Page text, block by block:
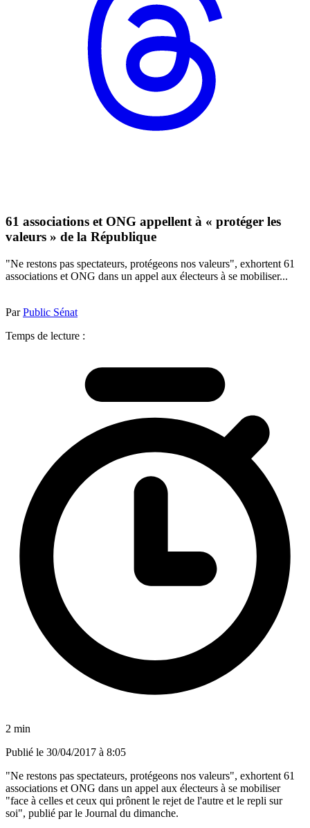
61 associations et ONG appellent à « protéger les
valeurs » de la République
"Ne restons pas spectateurs, protégeons nos valeurs", exhortent 61
associations et ONG dans un appel aux électeurs à se mobiliser...
ParPublic Sénat
Temps de lecture :
2 min
Publié le 30/04/2017 à 8:05
"Ne restons pas spectateurs, protégeons nos valeurs", exhortent 61
associations et ONG dans un appel aux électeurs à se mobiliser
"face à celles et ceux qui prônent le rejet de l'autre et le repli sur
soi", publié par le Journal du dimanche.